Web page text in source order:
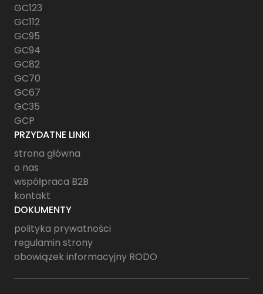
GC123
GC112
GC95
GC94
GC82
GC70
GC67
GC35
GCP
PRZYDATNE LINKI
strona główna
o nas
współpraca B2B
kontakt
DOKUMENTY
polityka prywatności
regulamin strony
obowiązek informacyjny RODO